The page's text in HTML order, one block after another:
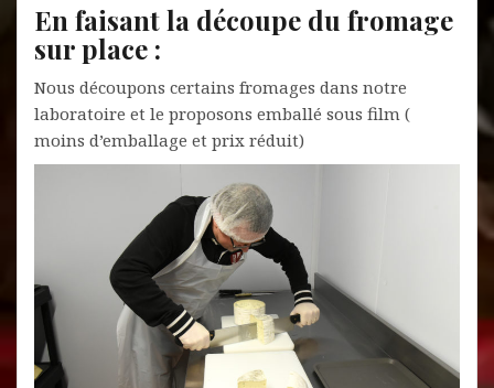
En faisant la découpe du fromage
sur place :
Nous découpons certains fromages dans notre
laboratoire et le proposons emballé sous film (
moins d’emballage et prix réduit)